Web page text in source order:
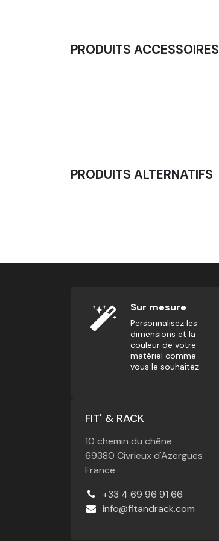
PRODUITS ACCESSOIRES
PRODUITS ALTERNATIFS
Sur mesure
Personnalisez les
dimensions et la
couleur de votre
matériel comme
vous le souhaitez.
FIT' & RACK
10 chemin du chêne
69380 Civrieux d'Azergues
France
+33 4 69 96 91 66
info@fitandrack.com